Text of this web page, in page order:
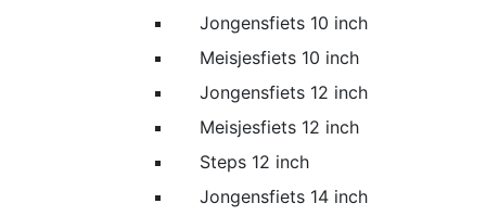
Jongensfiets 10 inch
Meisjesfiets 10 inch
Jongensfiets 12 inch
Meisjesfiets 12 inch
Steps 12 inch
Jongensfiets 14 inch